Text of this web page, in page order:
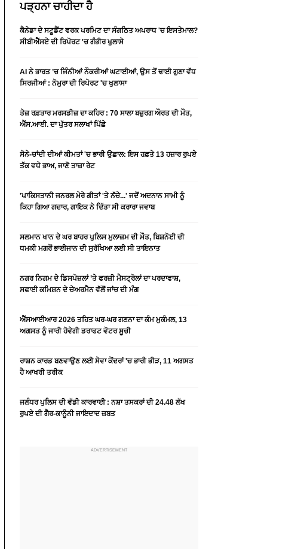
ਪੜ੍ਹਨਾ ਚਾਹੀਦਾ ਹੈ
ਕੈਨੇਡਾ ਦੇ ਸਟੂਡੈਂਟ ਵਰਕ ਪਰਮਿਟ ਦਾ ਸੰਗਠਿਤ ਅਪਰਾਧ 'ਚ ਇਸਤੇਮਾਲ?
ਸੀਬੀਐੱਸਏ ਦੀ ਰਿਪੋਰਟ 'ਚ ਗੰਭੀਰ ਖੁਲਾਸੇ
AI ਨੇ ਭਾਰਤ ’ਚ ਜਿੰਨੀਆਂ ਨੌਕਰੀਆਂ ਘਟਾਈਆਂ, ਉਸ ਤੋਂ ਢਾਈ ਗੁਣਾ ਵੱਧ
ਸਿਰਜੀਆਂ : ਨੋਮੁਰਾ ਦੀ ਰਿਪੋਰਟ 'ਚ ਖੁਲਾਸਾ
ਤੇਜ਼ ਰਫ਼ਤਾਰ ਮਰਸਡੀਜ਼ ਦਾ ਕਹਿਰ : 70 ਸਾਲਾ ਬਜ਼ੁਰਗ ਔਰਤ ਦੀ ਮੌਤ,
ਐੱਸ.ਆਈ. ਦਾ ਪੁੱਤਰ ਸਲਾਖਾਂ ਪਿੱਛੇ
ਸੋਨੇ-ਚਾਂਦੀ ਦੀਆਂ ਕੀਮਤਾਂ 'ਚ ਭਾਰੀ ਉਛਾਲ: ਇਸ ਹਫ਼ਤੇ 13 ਹਜ਼ਾਰ ਰੁਪਏ
ਤੱਕ ਵਧੇ ਭਾਅ, ਜਾਣੋ ਤਾਜ਼ਾ ਰੇਟ
'ਪਾਕਿਸਤਾਨੀ ਜਨਰਲ ਮੇਰੇ ਗੀਤਾਂ 'ਤੇ ਨੱਚੇ...' ਜਦੋਂ ਅਦਨਾਨ ਸਾਮੀ ਨੂੰ
ਕਿਹਾ ਗਿਆ ਗਦਾਰ, ਗਾਇਕ ਨੇ ਦਿੱਤਾ ਸੀ ਕਰਾਰਾ ਜਵਾਬ
ਸਲਮਾਨ ਖਾਨ ਦੇ ਘਰ ਬਾਹਰ ਪੁਲਿਸ ਮੁਲਾਜ਼ਮ ਦੀ ਮੌਤ, ਬਿਸ਼ਨੋਈ ਦੀ
ਧਮਕੀ ਮਗਰੋਂ ਭਾਈਜਾਨ ਦੀ ਸੁਰੱਖਿਆ ਲਈ ਸੀ ਤਾਇਨਾਤ
ਨਗਰ ਨਿਗਮ ਦੇ ਡਿਸਪੋਜ਼ਲਾਂ ’ਤੇ ਫਰਜ਼ੀ ਮੈਸਟ੍ਰੋਲਾਂ ਦਾ ਪਰਦਾਫਾਸ਼,
ਸਫਾਈ ਕਮਿਸ਼ਨ ਦੇ ਚੇਅਰਮੈਨ ਵੱਲੋਂ ਜਾਂਚ ਦੀ ਮੰਗ
ਐੱਸਆਈਆਰ 2026 ਤਹਿਤ ਘਰ-ਘਰ ਗਣਨਾ ਦਾ ਕੰਮ ਮੁਕੰਮਲ, 13
ਅਗਸਤ ਨੂੰ ਜਾਰੀ ਹੋਵੇਗੀ ਡਰਾਫਟ ਵੋਟਰ ਸੂਚੀ
ਰਾਸ਼ਨ ਕਾਰਡ ਬਣਵਾਉਣ ਲਈ ਸੇਵਾ ਕੇਂਦਰਾਂ 'ਚ ਭਾਰੀ ਭੀੜ, 11 ਅਗਸਤ
ਹੈ ਆਖਰੀ ਤਰੀਕ
ਜਲੰਧਰ ਪੁਲਿਸ ਦੀ ਵੱਡੀ ਕਾਰਵਾਈ : ਨਸ਼ਾ ਤਸਕਰਾਂ ਦੀ 24.48 ਲੱਖ
ਰੁਪਏ ਦੀ ਗੈਰ-ਕਾਨੂੰਨੀ ਜਾਇਦਾਦ ਜ਼ਬਤ